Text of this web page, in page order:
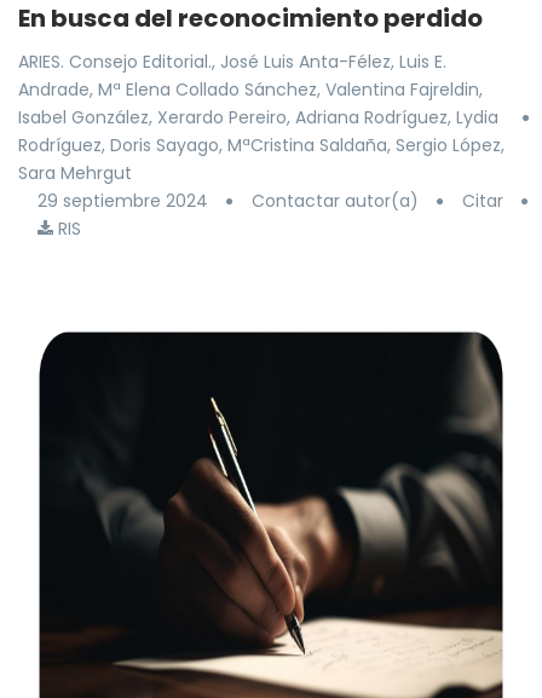
En busca del reconocimiento perdido
ARIES. Consejo Editorial., José Luis Anta-Félez, Luis E.
Andrade, Mª Elena Collado Sánchez, Valentina Fajreldin,
Isabel González, Xerardo Pereiro, Adriana Rodríguez, Lydia
Rodríguez, Doris Sayago, MªCristina Saldaña, Sergio López,
Sara Mehrgut
29 septiembre 2024
Contactar autor(a)
Citar
RIS